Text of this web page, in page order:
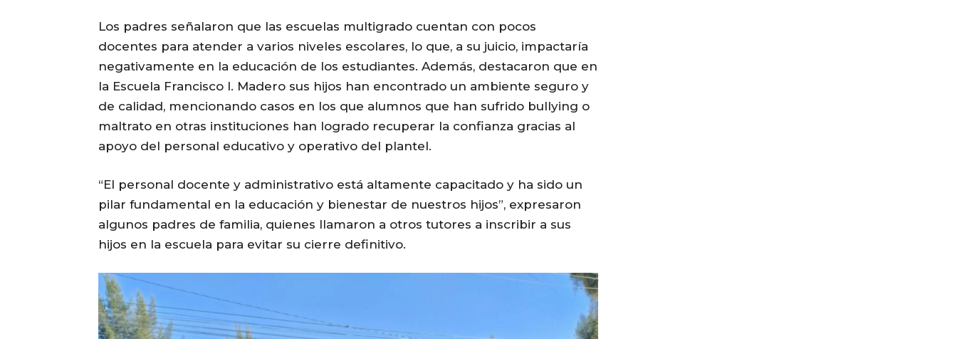
Los padres señalaron que las escuelas multigrado cuentan con pocos
docentes para atender a varios niveles escolares, lo que, a su juicio, impactaría
negativamente en la educación de los estudiantes. Además, destacaron que en
la Escuela Francisco I. Madero sus hijos han encontrado un ambiente seguro y
de calidad, mencionando casos en los que alumnos que han sufrido bullying o
maltrato en otras instituciones han logrado recuperar la confianza gracias al
apoyo del personal educativo y operativo del plantel.
“El personal docente y administrativo está altamente capacitado y ha sido un
pilar fundamental en la educación y bienestar de nuestros hijos”, expresaron
algunos padres de familia, quienes llamaron a otros tutores a inscribir a sus
hijos en la escuela para evitar su cierre definitivo.